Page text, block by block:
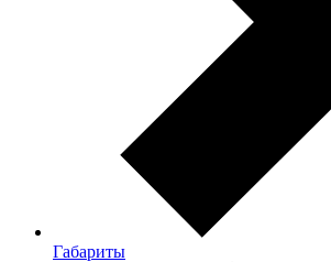
Габариты